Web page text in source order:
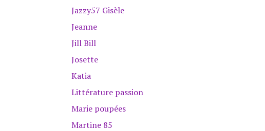
Jazzy57 Gisèle
Jeanne
Jill Bill
Josette
Katia
Littérature passion
Marie poupées
Martine 85